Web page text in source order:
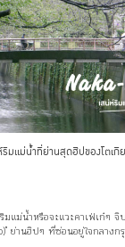
มแม่น้ำที่ย่านสุดฮิปของโตเกี
มแม่น้ำหรือจะแวะคาเฟ่เก๋ๆ
ย่านฮิปๆ ที่ซ่อนอยู่ใจกลางก